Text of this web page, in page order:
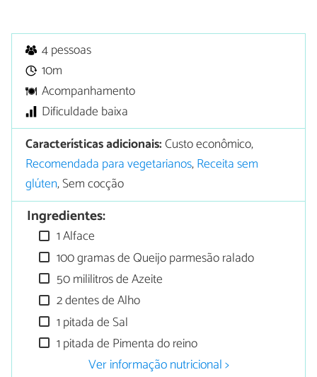
4 pessoas
10m
Acompanhamento
Dificuldade baixa
Características adicionais:Custo econômico,
Recomendada para vegetarianos,Receita sem
glúten, Sem cocção
Ingredientes:
1 Alface
100 gramas de Queijo parmesão ralado
50 mililitros de Azeite
2 dentes de Alho
1 pitada de Sal
1 pitada de Pimenta do reino
Ver informação nutricional >